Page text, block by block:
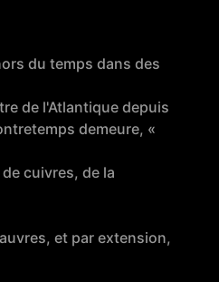
du temps dans des
de l'Atlantique depuis
demeure, «
cuivres, de la
et par extension,